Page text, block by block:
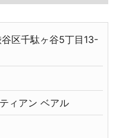
区千駄ヶ谷5丁目13-
ィアン ベアル